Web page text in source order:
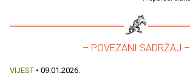
– POVEZANI SADRŽAJ –
VIJEST • 09.01.2026.